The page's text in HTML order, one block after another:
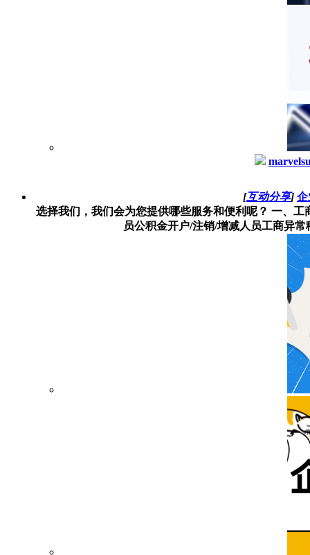
[互动分享] 企
选择我们，我们会为您提供哪些服务和便利呢？ 一、
员公积金开户/注销/增减人员工商异